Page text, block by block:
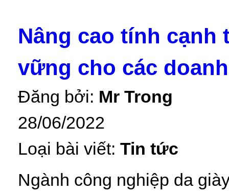
Nâng cao tính cạnh
vững cho các
Đăng bởi: Mr Trong
28/06/2022
Loại bài viết: Tin tức
Ngành công nghiệp da